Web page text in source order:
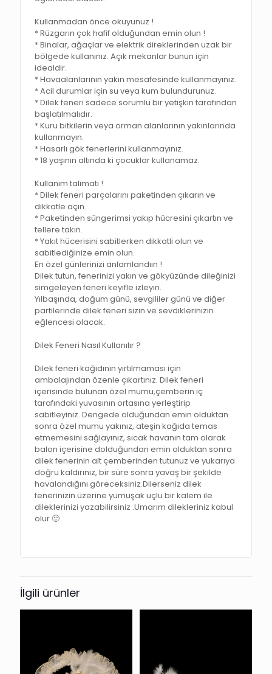
Kullanmadan önce okuyunuz !
* Rüzgarın çok hafif olduğundan emin olun !
* Binalar, ağaçlar ve elektrik direklerinden uzak bir
bölgede kullanınız. Açık mekanlar bunun için
idealdir.
* Havaalanlarının yakın mesafesinde kullanmayınız.
* Acil durumlar için su veya kum bulundurunuz.
* Dilek feneri sadece sorumlu bir yetişkin tarafından
başlatılmalıdır.
* Kuru bitkilerin veya orman alanlarının yakınlarında
kullanmayın.
* Hasarlı gök fenerlerini kullanmayınız.
* 18 yaşının altında ki çocuklar kullanamaz.
Kullanım talimatı !
* Dilek feneri parçalarını paketinden çıkarın ve
dikkatle açın.
* Paketinden süngerimsi yakıp hücresini çıkartın ve
tellere takın.
* Yakıt hücerisini sabitlerken dikkatli olun ve
sabitlediğinize emin olun.
En özel günlerinizi anlamlandıın !
Dilek tutun, fenerinizi yakın ve gökyüzünde dileğinizi
simgeleyen feneri keyifle izleyin.
Yılbaşında, doğum günü, sevgililer günü ve diğer
partilerinde dilek feneri sizin ve sevdiklerinizin
eğlencesi olacak.
Dilek Feneri Nasıl Kullanılır ?
Dilek feneri kağıdının yırtılmaması için
ambalajından özenle çıkartınız. Dilek feneri
içerisinde bulunan özel mumu,çemberin iç
tarafındaki yuvasının ortasına yerleştirip
sabitleyiniz. Dengede olduğundan emin olduktan
sonra özel mumu yakınız, ateşin kağıda temas
etmemesini sağlayınız, sıcak havanın tam olarak
balon içerisine dolduğundan emin olduktan sonra
dilek fenerinin alt çemberinden tutunuz ve yukarıya
doğru kaldırınız, bir süre sonra yavaş bir şekilde
havalandığını göreceksiniz.Dilerseniz dilek
fenerinizin üzerine yumuşak uçlu bir kalem ile
dileklerinizi yazabilirsiniz .Umarım dilekleriniz kabul
olur 🙂
İlgili ürünler